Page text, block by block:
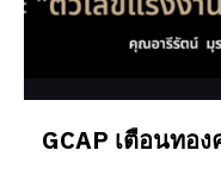
GCAP เตือนทอ